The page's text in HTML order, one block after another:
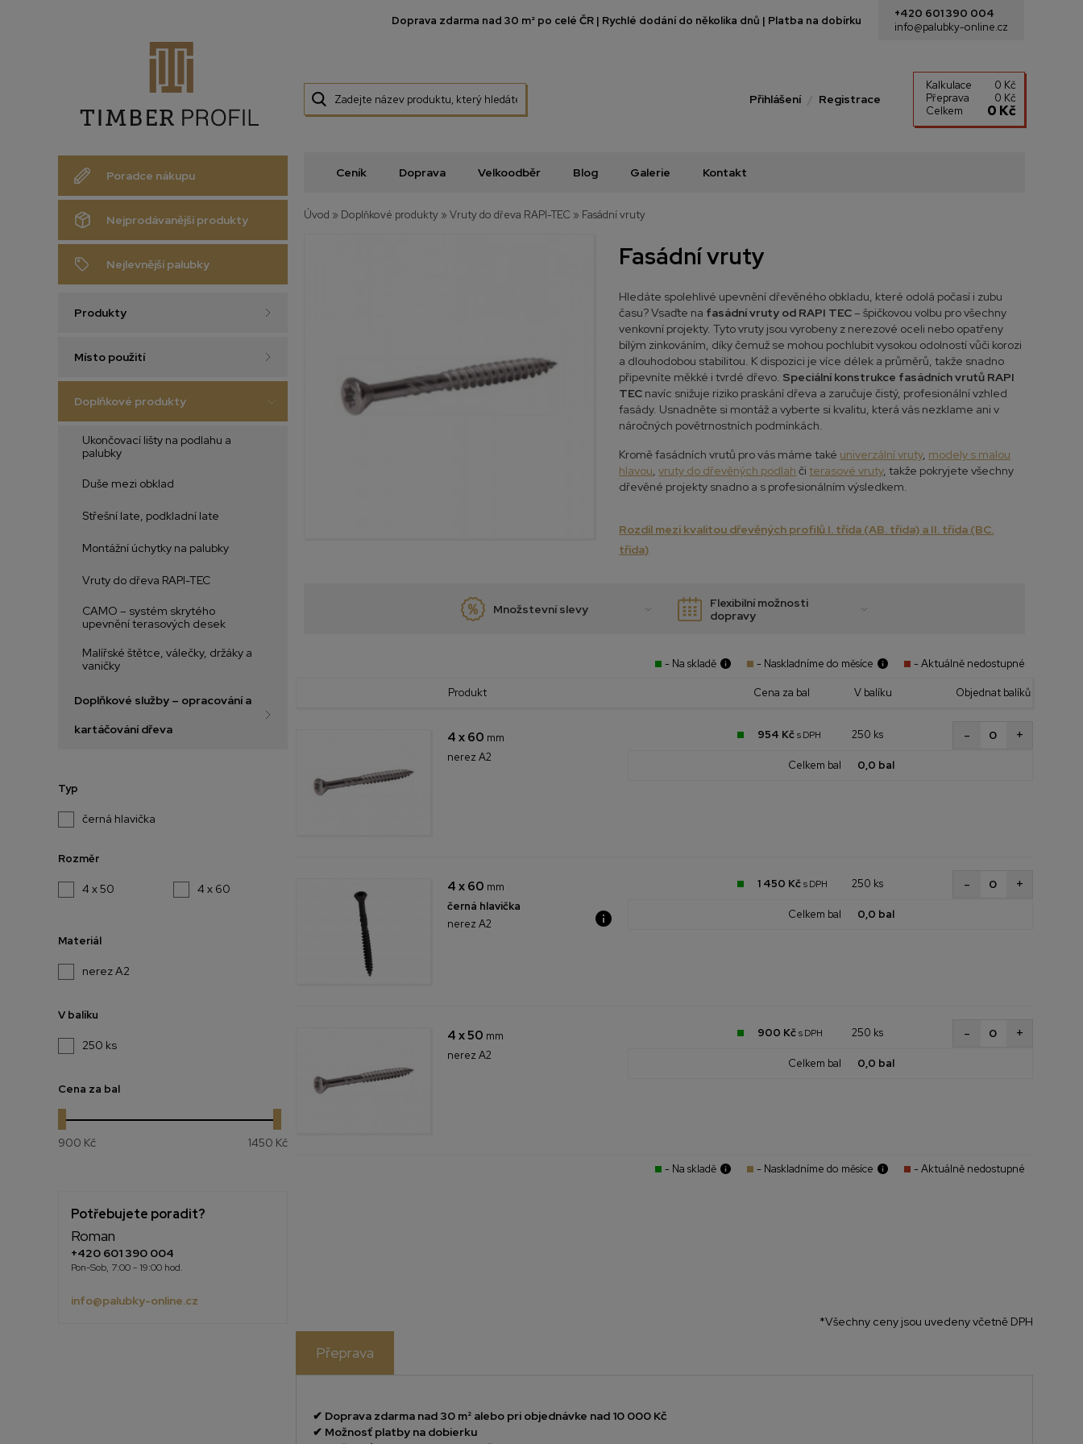
Poradce nákupu
Doprava zdarma nad 30 m² po celé ČR | Rychlé dodání do několika dnů | Platba na dobírku
+420 601 390 004
info@palubky-online.cz
Přihlášení Registrace
Kalkulace
0 Kč
Přeprava
0 Kč
Celkem
0 Kč
Ceník Doprava Velkoodběr Blog Galerie Kontakt
Nejprodávanější produkty
Nejlevnější palubky
Produkty
Místo použití
Doplňkové produkty
Ukončovací lišty na podlahu a
palubky
Duše mezi obklad
Střešní late, podkladní late
Montážní úchytky na palubky
Vruty do dřeva RAPI-TEC
CAMO – systém skrytého
upevnění terasových desek
Malířské štětce, válečky, držáky a
vaničky
Doplňkové služby – opracování a
kartáčování dřeva
Rozměr
4 x 50 4 x 60
Materiál
nerez A2
V balíku
250 ks
Typ
černá hlavička
Cena za bal
900 Kč 1450 Kč
Potřebujete poradit?
Roman
+420 601 390 004
Pon-Sob, 7:00 - 19:00 hod.
info@palubky-online.cz
Úvod » Doplňkové produkty » Vruty do dřeva RAPI-TEC » Fasádní vruty
Fasádní vruty
Hledáte spolehlivé upevnění dřevěného obkladu, které odolá počasí i zubu
času? Vsaďte na fasádní vruty od RAPI TEC– špičkovou volbu pro všechny
venkovní projekty. Tyto vruty jsou vyrobeny z nerezové oceli nebo opatřeny
bílým zinkováním, díky čemuž se mohou pochlubit vysokou odolností vůči korozi
a dlouhodobou stabilitou. K dispozici je více délek a průměrů, takže snadno
připevníte měkké i tvrdé dřevo. Speciální konstrukce fasádních vrutů RAPI
TEC navíc snižuje riziko praskání dřeva a zaručuje čistý, profesionální vzhled
fasády. Usnadněte si montáž a vyberte si kvalitu, která vás nezklame ani v
náročných povětrnostních podmínkách.
Kromě fasádních vrutů pro vás máme také univerzální vruty, modely s malou
hlavou ,vruty do dřevěných podlah čiterasové vruty, takže pokryjete všechny
dřevěné projekty snadno a s profesionálním výsledkem.
Rozdíl mezi kvalitou dřevěných profilů I. třída (AB. třída) a II. třída (BC.
třída)
Množstevní slevy
Flexibilní možnosti
dopravy
- Na skladě - Naskladníme do měsíce - Aktuálně nedostupné
Produkt Cena za bal V balíku Objednat balíků
4 x 60 mm
nerez A2
954 Kč s DPH 250 ks +
-
Celkem bal 0,0 bal
4 x 60 mm
černá hlavička
nerez A2
1 450 Kč s DPH 250 ks +
-
Celkem bal 0,0 bal
4 x 50 mm
nerez A2
900 Kč s DPH 250 ks +
-
Celkem bal 0,0 bal
- Na skladě - Naskladníme do měsíce - Aktuálně nedostupné
*Všechny ceny jsou uvedeny včetně DPH
Přeprava
✔ Doprava zdarma nad 30 m² alebo pri objednávke nad 10 000 Kč
✔ Možnosť platby na dobierku